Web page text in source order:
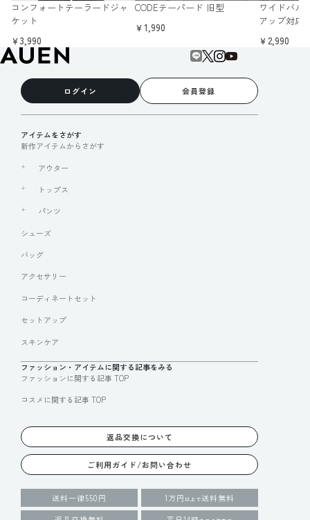
コンフォートテーラードジャ
ケット
￥3,990
CODEテーパード 旧型
￥1,990
ワイドバル
アップ対応]
￥2,990
ログイン 会員登録
アイテムをさがす
新作アイテムからさがす
アウター
トップス
パンツ
シューズ
バッグ
アクセサリー
コーディネートセット
セットアップ
スキンケア
ファッション・アイテムに関する記事をみる
ファッションに関する記事 TOP
コスメに関する記事 TOP
返品交換について
ご利用ガイド/お問い合わせ
送料一律550円 1万円 以上で送料無料